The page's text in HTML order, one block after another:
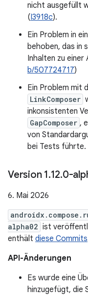
nicht ausgefüllt
(I3918c).
Ein Problem in
behoben, das in
Inhalten zu einer
b/507724717)
Ein Problem mit
LinkComposer
inkonsistenten
GapComposer ,
von
bei Tests führte.
Version 1.12.0-
6. Mai 2026
alpha02 ist
enthält diese Commits
API-Änderungen
Es wurde eine
hinzugefügt, die